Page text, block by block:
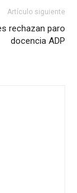
Artículo siguiente
rechazan paro
docencia ADP